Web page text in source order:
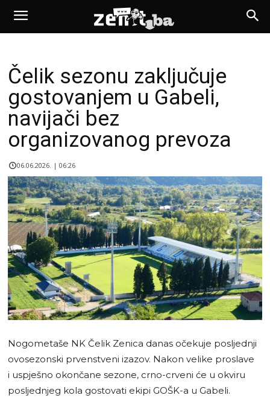
Čelik sezonu zaključuje
gostovanjem u Gabeli,
navijači bez
organizovanog prevoza
06.06.2026. | 06:26
Nogometaše NK Čelik Zenica danas očekuje posljednji
ovosezonski prvenstveni izazov. Nakon velike proslave
i uspješno okončane sezone, crno-crveni će u okviru
posljednjeg kola gostovati ekipi GOŠK-a u Gabeli.